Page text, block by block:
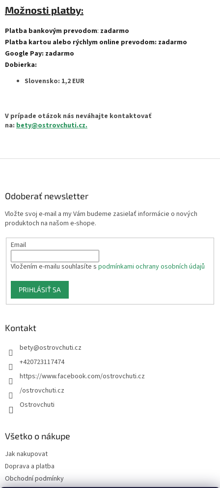
Možnosti platby:
Platba bankovým prevodom: zadarmo
Platba kartou alebo rýchlym online prevodom: zadarmo
Google Pay: zadarmo
Dobierka:
Slovensko: 1,2 EUR
V prípade otázok nás neváhajte kontaktovať
na: bety@ostrovchuti.cz.
Odoberať newsletter
Vložte svoj e-mail a my Vám budeme zasielať informácie o nových
produktoch na našom e-shope.
Email
Vložením e-mailu souhlasíte s podmínkami ochrany osobních údajů
PRIHLÁSIŤ SA
Kontakt
bety@ostrovchuti.cz
+420723117474
https://www.facebook.com/ostrovchuti.cz
/ostrovchuti.cz
Ostrovchuti
Všetko o nákupe
Jak nakupovat
Doprava a platba
Obchodní podmínky